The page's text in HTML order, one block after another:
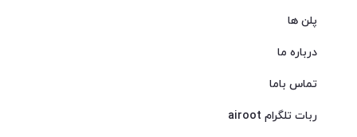
پلن ها
درباره ما
تماس باما
ربات تلگرام airoot